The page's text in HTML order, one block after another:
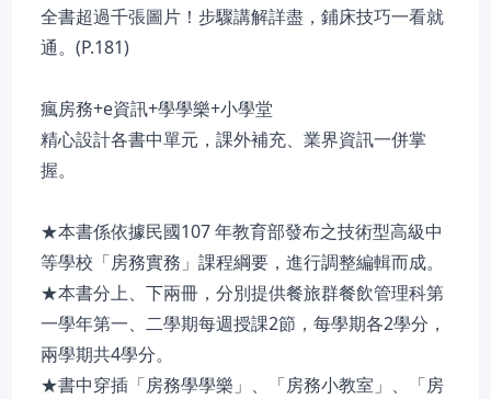
全書超過千張圖片！步驟講解詳盡，鋪床技巧一看就
通。(P.181)
瘋房務+e資訊+學學樂+小學堂
精心設計各書中單元，課外補充、業界資訊一併掌
握。
★本書係依據民國107 年教育部發布之技術型高級中
等學校「房務實務」課程綱要，進行調整編輯而成。
★本書分上、下兩冊，分別提供餐旅群餐飲管理科第
一學年第一、二學期每週授課2節，每學期各2學分，
兩學期共4學分。
★書中穿插「房務學學樂」、「房務小教室」、「房